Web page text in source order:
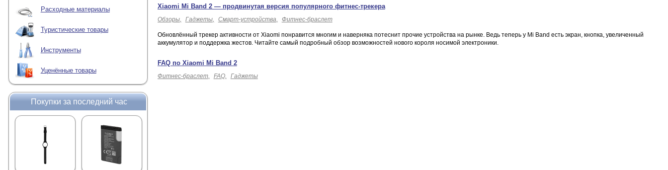
Расходные материалы
Туристические товары
Инструменты
Уценённые товары
Покупки за последний час
Xiaomi Mi Band 2 — продвинутая версия популярного фитнес-трекера
Обзоры Гаджеты Смарт-устройства Фитнес-браслет
Обновлённый трекер активности от Xiaomi понравится многим и наверняка потеснит прочие устройства на рынке. Ведь теперь у Mi Band есть экран, кнопка, увеличенный
аккумулятор и поддержка жестов. Читайте самый подробный обзор возможностей нового короля носимой электроники.
FAQ по Xiaomi Mi Band 2
Фитнес-браслет FAQ Гаджеты